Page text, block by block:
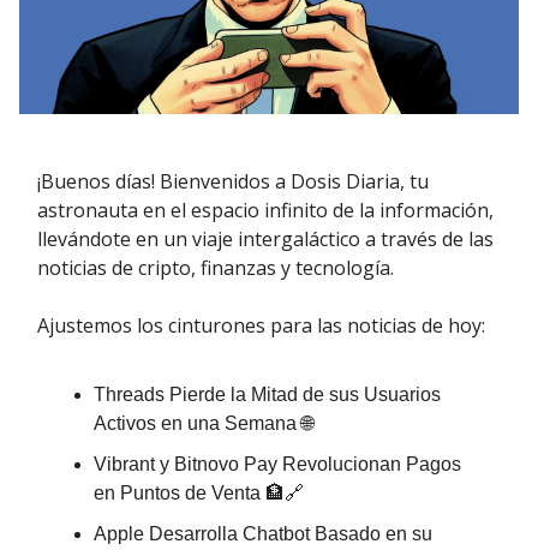
¡Buenos días! Bienvenidos a Dosis Diaria, tu
astronauta en el espacio infinito de la información,
llevándote en un viaje intergaláctico a través de las
noticias de cripto, finanzas y tecnología.
Ajustemos los cinturones para las noticias de hoy:
Threads Pierde la Mitad de sus Usuarios
Activos en una Semana 🌐
Vibrant y Bitnovo Pay Revolucionan Pagos
en Puntos de Venta 🏦🔗
Apple Desarrolla Chatbot Basado en su